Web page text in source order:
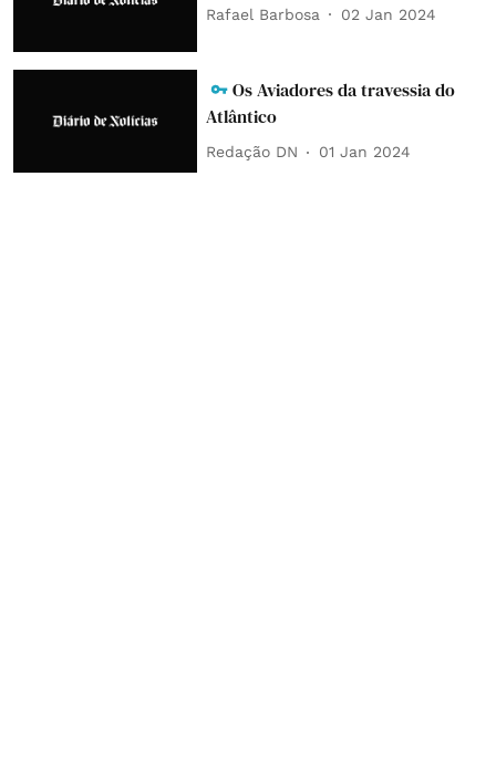
Rafael Barbosa 02 Jan 2024
Os Aviadores da travessia do
Atlântico
Redação DN 01 Jan 2024